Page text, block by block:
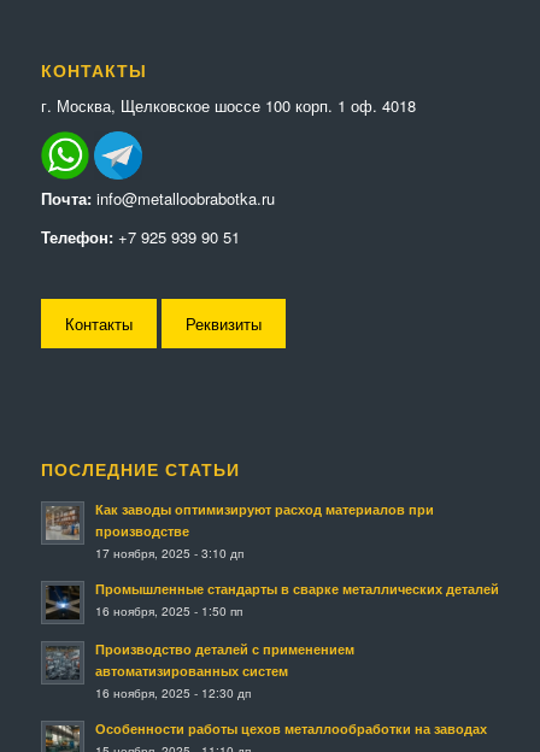
КОНТАКТЫ
г. Москва, Щелковское шоссе 100 корп. 1 оф. 4018
Почта: info@metalloobrabotka.ru
Телефон: +7 925 939 90 51
Контакты Реквизиты
ПОСЛЕДНИЕ СТАТЬИ
Как заводы оптимизируют расход материалов при
производстве
17 ноября, 2025 - 3:10 дп
Промышленные стандарты в сварке металлических деталей
16 ноября, 2025 - 1:50 пп
Производство деталей с применением
автоматизированных систем
16 ноября, 2025 - 12:30 дп
Особенности работы цехов металлообработки на заводах